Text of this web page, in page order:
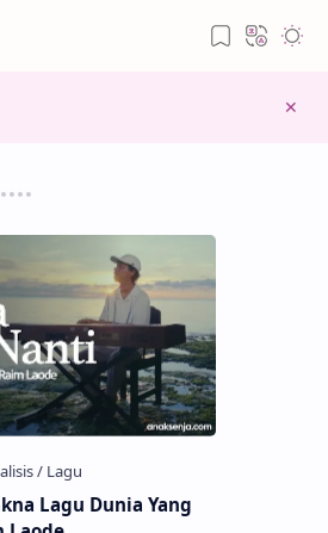
Lagu Dunia Yang